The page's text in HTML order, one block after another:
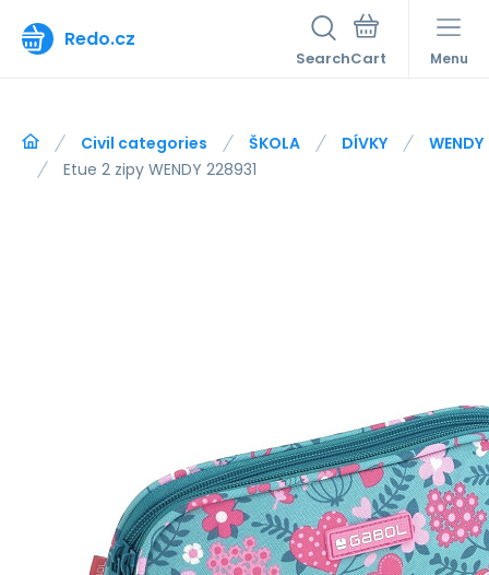
Redo.cz
Search Menu
Civil categories ŠKOLA DÍVKY
WENDY
Etue 2 zipy WENDY 228931